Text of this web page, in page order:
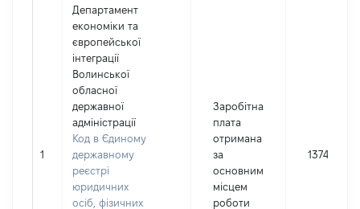
1
Департамент
економіки та
європейської
інтеграції
Волинської
обласної
державної
адміністрації
Код в Єдиному
державному
реєстрі
юридичних
осіб, фізичних
Заробітна
плата
отримана
за
основним
місцем
роботи
137450